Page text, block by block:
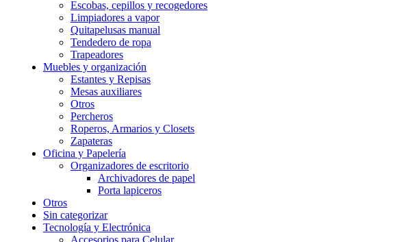
Escobas, cepillos y recogedores
Limpiadores a vapor
Quitapelusas manual
Tendedero de ropa
Trapeadores
Muebles y organización
Estantes y Repisas
Mesas auxiliares
Otros
Percheros
Roperos, Armarios y Closets
Zapateras
Oficina y Papelería
Organizadores de escritorio
Archivadores de papel
Porta lapiceros
Otros
Sin categorizar
Tecnología y Electrónica
Accesorios para Celular